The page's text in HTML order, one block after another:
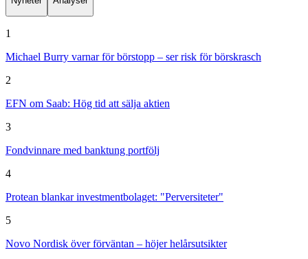
1
Michael Burry varnar för börstopp – ser risk för börskrasch
2
EFN om Saab: Hög tid att sälja aktien
3
Fondvinnare med banktung portfölj
4
Protean blankar investmentbolaget: "Perversiteter"
5
Novo Nordisk över förväntan – höjer helårsutsikter